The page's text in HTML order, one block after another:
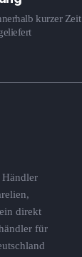
kurzer Zeit
direkt
für